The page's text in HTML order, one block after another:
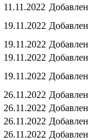
11.11.2022 Добавлен
19.11.2022 Добавлен
19.11.2022 Добавлен
19.11.2022 Добавлен
19.11.2022 Добавлен
26.11.2022 Добавлен
26.11.2022 Добавлен
26.11.2022 Добавлен
26.11.2022 Добавлен